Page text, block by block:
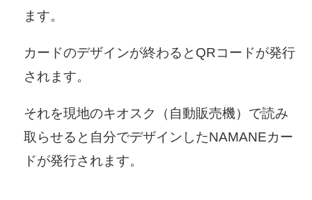
ます。
カードのデザインが終わるとQRコードが発行
されます。
それを現地のキオスク（自動販売機）で読み
取らせると自分でデザインしたNAMANEカー
ドが発行されます。